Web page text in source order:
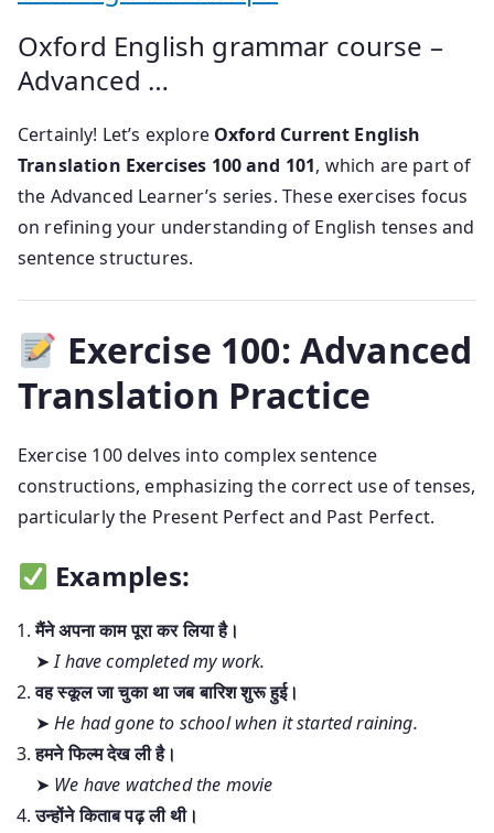
Oxford English grammar course –
Advanced …
Certainly! Let’s explore Oxford Current English
Translation Exercises 100 and 101, which are part of
the Advanced Learner’s series. These exercises focus
on refining your understanding of English tenses and
sentence structures.
Exercise 100: Advanced
Translation Practice
Exercise 100 delves into complex sentence
constructions, emphasizing the correct use of tenses,
particularly the Present Perfect and Past Perfect.
Examples:
मैंने अपना काम पूरा कर लिया है।
➤I have completed my work.
वह स्कूल जा चुका था जब बारिश शुरू हुई।
➤He had gone to school when it started raining.
हमने फिल्म देख ली है।
➤ We have watched the movie
उन्होंने किताब पढ़ ली थी।